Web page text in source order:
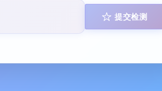
提交检测